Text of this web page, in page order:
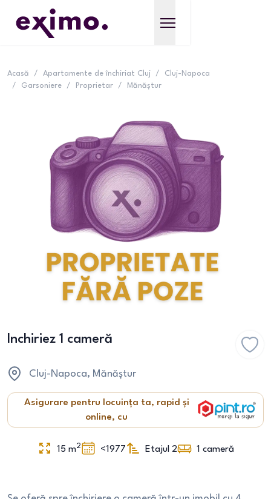
Acasă / Apartamente de închiriat Cluj /
Cluj-Napoca
/
Garsoniere / Proprietar / Mănăștur
Inchiriez 1 cameră
Cluj-Napoca, Mănăștur
Asigurare pentru locuința ta, rapid și
online, cu
15 m2 <1977 Etajul 2 1 cameră